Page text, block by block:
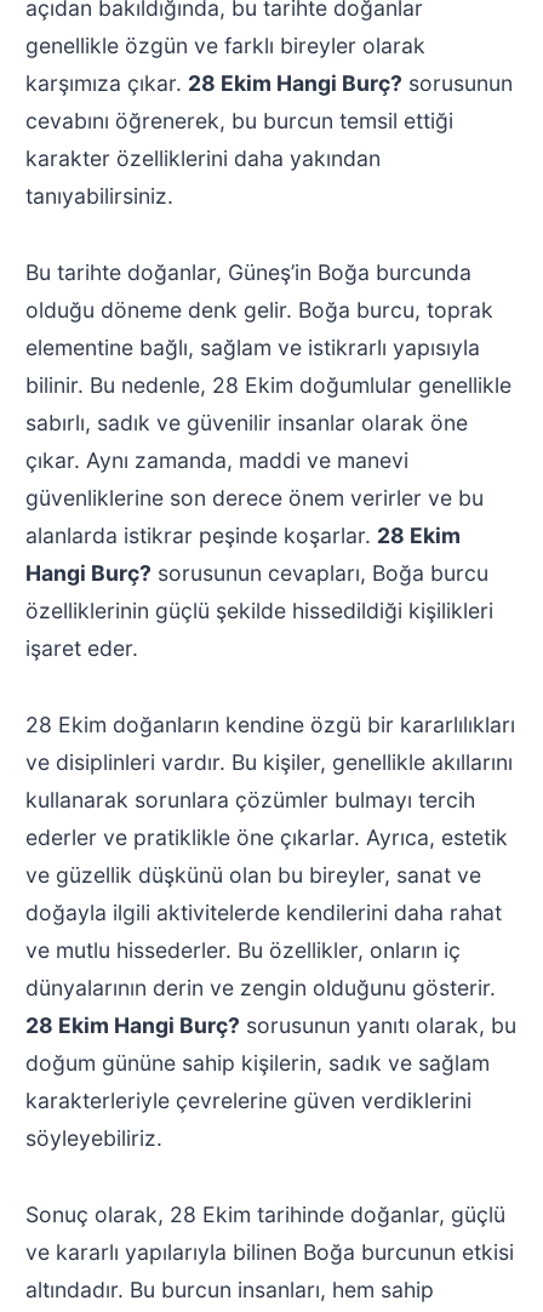
açıdan bakıldığında, bu tarihte doğanlar
genellikle özgün ve farklı bireyler olarak
karşımıza çıkar. 28 Ekim Hangi Burç? sorusunun
cevabını öğrenerek, bu burcun temsil ettiği
karakter özelliklerini daha yakından
tanıyabilirsiniz.
Bu tarihte doğanlar, Güneş’in Boğa burcunda
olduğu döneme denk gelir. Boğa burcu, toprak
elementine bağlı, sağlam ve istikrarlı yapısıyla
bilinir. Bu nedenle, 28 Ekim doğumlular genellikle
sabırlı, sadık ve güvenilir insanlar olarak öne
çıkar. Aynı zamanda, maddi ve manevi
güvenliklerine son derece önem verirler ve bu
alanlarda istikrar peşinde koşarlar. 28 Ekim
Hangi Burç? sorusunun cevapları, Boğa burcu
özelliklerinin güçlü şekilde hissedildiği kişilikleri
işaret eder.
28 Ekim doğanların kendine özgü bir kararlılıkları
ve disiplinleri vardır. Bu kişiler, genellikle akıllarını
kullanarak sorunlara çözümler bulmayı tercih
ederler ve pratiklikle öne çıkarlar. Ayrıca, estetik
ve güzellik düşkünü olan bu bireyler, sanat ve
doğayla ilgili aktivitelerde kendilerini daha rahat
ve mutlu hissederler. Bu özellikler, onların iç
dünyalarının derin ve zengin olduğunu gösterir.
28 Ekim Hangi Burç? sorusunun yanıtı olarak, bu
doğum gününe sahip kişilerin, sadık ve sağlam
karakterleriyle çevrelerine güven verdiklerini
söyleyebiliriz.
Sonuç olarak, 28 Ekim tarihinde doğanlar, güçlü
ve kararlı yapılarıyla bilinen Boğa burcunun etkisi
altındadır. Bu burcun insanları, hem sahip